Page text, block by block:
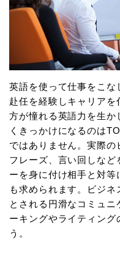
英語を使って仕事をこ
赴任を経験しキャリア
方が憧れる英語力を生か
くきっかけになるのは
ではありません。実際
フレーズ、言い回しな
ーを身に付け相手と対
も求められます。ビジ
とされる円滑なコミュ
ーキングやライティング
う。